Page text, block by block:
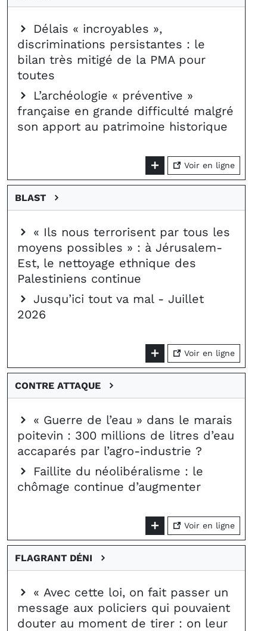
Délais « incroyables »,
discriminations persistantes : le
bilan très mitigé de la PMA pour
toutes
L’archéologie « préventive »
française en grande difficulté malgré
son apport au patrimoine historique
Voir en ligne
BLAST
« Ils nous terrorisent par tous les
moyens possibles » : à Jérusalem-
Est, le nettoyage ethnique des
Palestiniens continue
Jusqu’ici tout va mal - Juillet
2026
Voir en ligne
CONTRE ATTAQUE
« Guerre de l’eau » dans le marais
poitevin : 300 millions de litres d’eau
accaparés par l’agro-industrie ?
Faillite du néolibéralisme : le
chômage continue d’augmenter
Voir en ligne
FLAGRANT DÉNI
« Avec cette loi, on fait passer un
message aux policiers qui pouvaient
douter au moment de tirer : on leur